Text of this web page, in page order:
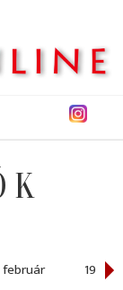
február 1979.